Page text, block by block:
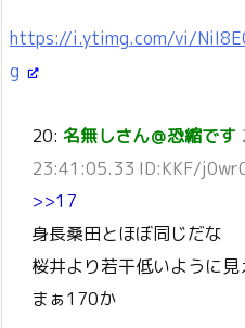
https://i.ytimg.com/vi/
g
20: 名無しさん＠恐縮です
23:41:05.33 ID:KKF/
>>17
身長桑田とほぼ同じだな
桜井より若干低いように見
まぁ170か